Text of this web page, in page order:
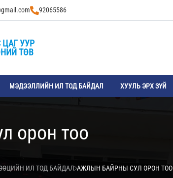
92065586
УУР
ТӨВ
МЭДЭЭЛЛИЙН ИЛ ТОД БАЙДАЛ ХУУЛЬ ЭРХ ЗҮЙ
орон тоо
ИЛ ТОД БАЙДАЛ АЖЛЫН БАЙРНЫ СУЛ ОРОН ТОО